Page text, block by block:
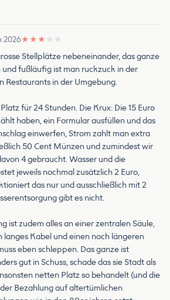
★ ★ ★ ★ ★
Stellplätze nebeneinander, das ganze
und fußläufig ist man ruckzuck in der
Restaurants in der Umgebung.
für 24 Stunden. Die Krux: Die 15 Euro
haben, ein Formular ausfüllen und das
einwerfen, Strom zahlt man extra
50 Cent Münzen und zumindest wir
4 gebraucht. Wasser und die
jeweils nochmal zusätzlich 2 Euro,
das nur und ausschließlich mit 2
gibt es nicht.
ist zudem alles an einer zentralen Säule,
langes Kabel und einen noch längeren
eben schleppen. Das ganze ist
gut in Schuss, schade das sie Stadt als
netten Platz so behandelt (und die
Bezahlung auf altertümlichen